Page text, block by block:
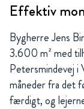
Effektiv
Bygherre Jens
3.600 m² med
Petersmindevej i
måneder fra det
færdigt, og